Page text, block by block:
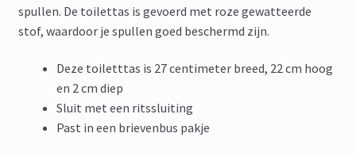
spullen. De toilettas is gevoerd met roze gewatteerde
stof, waardoor je spullen goed beschermd zijn.
Deze toiletttas is 27 centimeter breed, 22 cm hoog
en 2 cm diep
Sluit met een ritssluiting
Past in een brievenbus pakje